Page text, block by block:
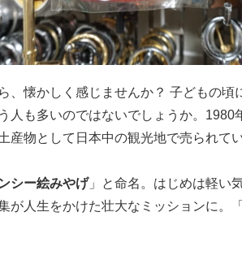
、懐かしく感じませんか？ 子どもの頃
人も多いのではないでしょうか。
産物として日本中の観光地で売られてい
シー絵みやげ」と命名。はじめは軽い
が人生をかけた壮大なミッションに。